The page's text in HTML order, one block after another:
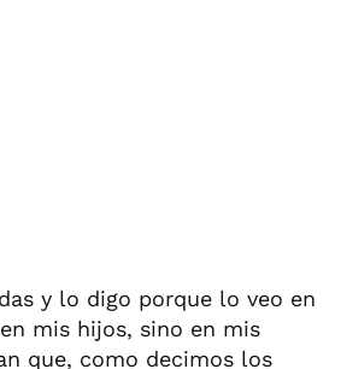
y lo digo porque lo veo en
mis hijos, sino en mis
que, como decimos los